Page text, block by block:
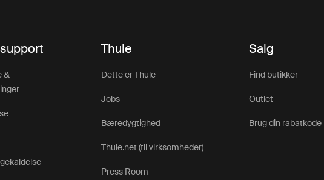
&
Thule
Dette er Thule
Jobs
Bæredygtighed
Thule.net (til virksomheder)
Press Room
Salg
Find butikker
Outlet
Brug din rabatkode